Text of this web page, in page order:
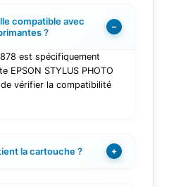
compatible avec
?
−
est spécifiquement
EPSON STYLUS PHOTO
vérifier la compatibilité
la cartouche ? +